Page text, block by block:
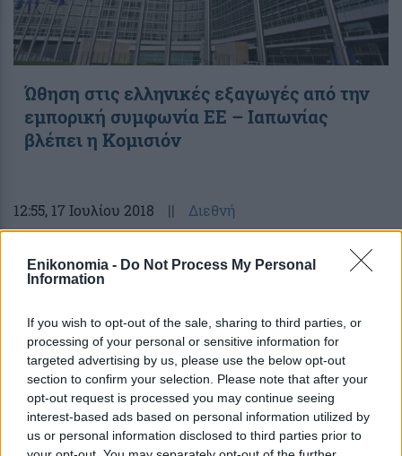
Enikonomia - Do Not Process My Personal
Information
If you wish to opt-out of the sale, sharing to third parties, or
processing of your personal or sensitive information for
targeted advertising by us, please use the below opt-out
section to confirm your selection. Please note that after your
opt-out request is processed you may continue seeing
interest-based ads based on personal information utilized by
us or personal information disclosed to third parties prior to
Ώθηση στις ελληνικές εξαγωγές από την
εμπορική συμφωνία ΕΕ – Ιαπωνίας
βλέπει η Κομισιόν
12:55, 17 Ιουλίου 2018 || Διεθνή